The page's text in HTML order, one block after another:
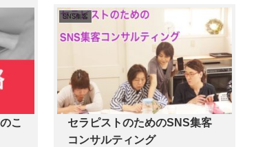
ホ
...
ってきて 対面レッスンの難しい時
期が来ると思います。 コロナがな
くてもインフルの...
こ
SNS集客
セラピストのためのSNS集客
コンサルティング